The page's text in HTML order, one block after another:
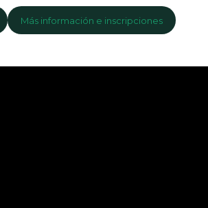
Más información e inscripciones